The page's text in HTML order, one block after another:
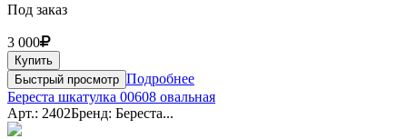
Под заказ
3 000
Купить
Быстрый просмотр Подробнее
Береста шкатулка 00608 овальная
Арт.: 2402Бренд: Береста...